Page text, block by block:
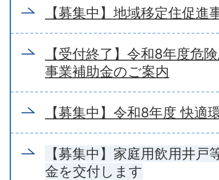
【募集中】地域移定住促進
【受付終了】令和8年度危
事業補助金のご案内
【募集中】令和8年度 快適
【募集中】家庭用飲用井戸
金を交付します